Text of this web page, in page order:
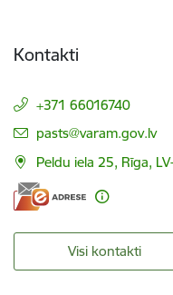
Kontakti
+371 66016740
E-pasts:
pasts@varam.gov.lv
Peldu iela 25, Rīga,
Visi kontakti